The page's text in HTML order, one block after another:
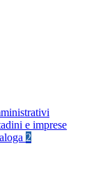
e imprese
2